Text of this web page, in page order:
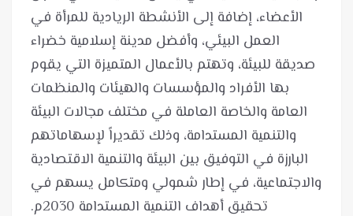
الأعضاء، إضافة إلى الأنشطة الريادية للمرأة في
العمل البيئي، وأفضل مدينة إسلامية خضراء
صديقة للبيئة، وتهتم بالأعمال المتميزة التي يقوم
بها الأفراد والمؤسسات والهيئات والمنظمات
العامة والخاصة العاملة في مختلف مجالات البيئة
والتنمية المستدامة، وذلك تقديراً لإسهاماتهم
البارزة في التوفيق بين البيئة والتنمية الاقتصادية
والاجتماعية، في إطار شمولي ومتكامل يسهم في